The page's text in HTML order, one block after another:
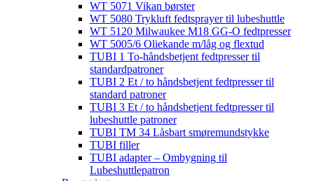
WT 5071 Vikan børster
WT 5080 Trykluft fedtsprayer til lubeshuttle
WT 5120 Milwaukee M18 GG-O fedtpresser
WT 5005/6 Oliekande m/låg og flextud​
TUBI 1 To-håndsbetjent fedtpresser til
standardpatroner
TUBI 2 Et / to håndsbetjent fedtpresser til
standard patroner
TUBI 3 Et / to håndsbetjent fedtpresser til
lubeshuttle patroner
TUBI TM 34 Låsbart smøremundstykke
TUBI filler
TUBI adapter​ – Ombygning til
Lubeshuttlepatron